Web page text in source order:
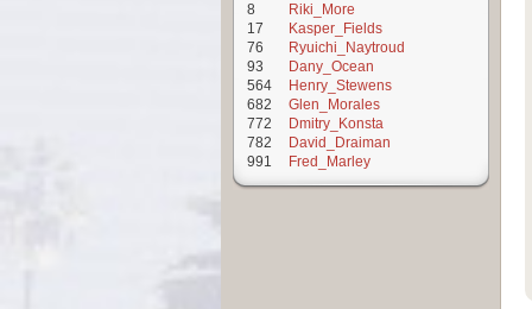
8
Riki_More
17
Kasper_Fields
76
Ryuichi_Naytroud
93
Dany_Ocean
564
Henry_Stewens
682
Glen_Morales
772
Dmitry_Konsta
782
David_Draiman
991
Fred_Marley